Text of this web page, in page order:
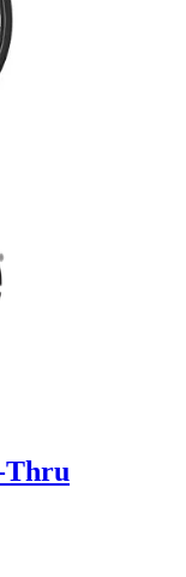
Thru